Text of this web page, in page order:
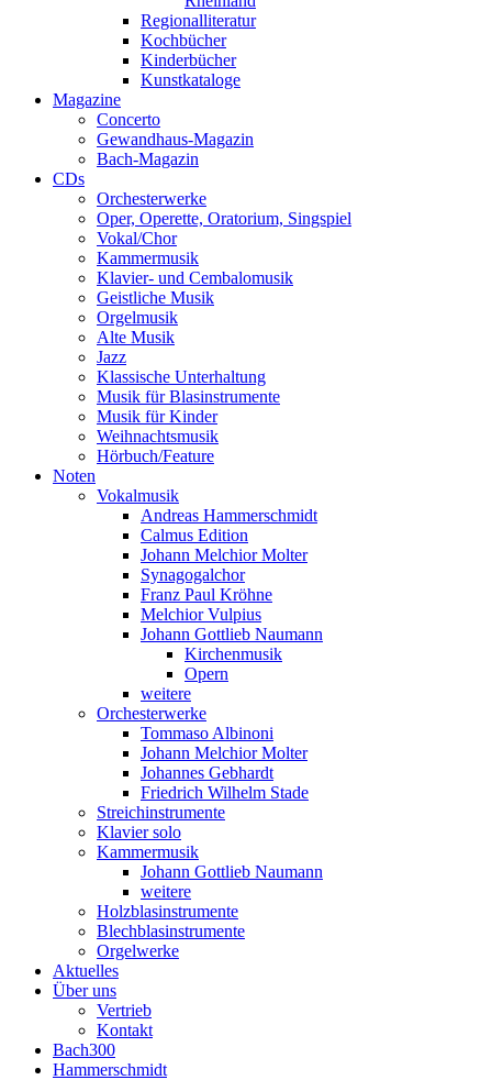
Regionalliteratur
Kochbücher
Kinderbücher
Kunstkataloge
Magazine
Concerto
Gewandhaus-Magazin
Bach-Magazin
CDs
Orchesterwerke
Oper, Operette, Oratorium, Singspiel
Vokal/Chor
Kammermusik
Klavier- und Cembalomusik
Geistliche Musik
Orgelmusik
Alte Musik
Jazz
Klassische Unterhaltung
Musik für Blasinstrumente
Musik für Kinder
Weihnachtsmusik
Hörbuch/Feature
Noten
Vokalmusik
Andreas Hammerschmidt
Calmus Edition
Johann Melchior Molter
Synagogalchor
Franz Paul Kröhne
Melchior Vulpius
Johann Gottlieb Naumann
Kirchenmusik
Opern
weitere
Orchesterwerke
Tommaso Albinoni
Johann Melchior Molter
Johannes Gebhardt
Friedrich Wilhelm Stade
Streichinstrumente
Klavier solo
Kammermusik
Johann Gottlieb Naumann
weitere
Holzblasinstrumente
Blechblasinstrumente
Orgelwerke
Aktuelles
Über uns
Vertrieb
Kontakt
Bach300
Hammerschmidt